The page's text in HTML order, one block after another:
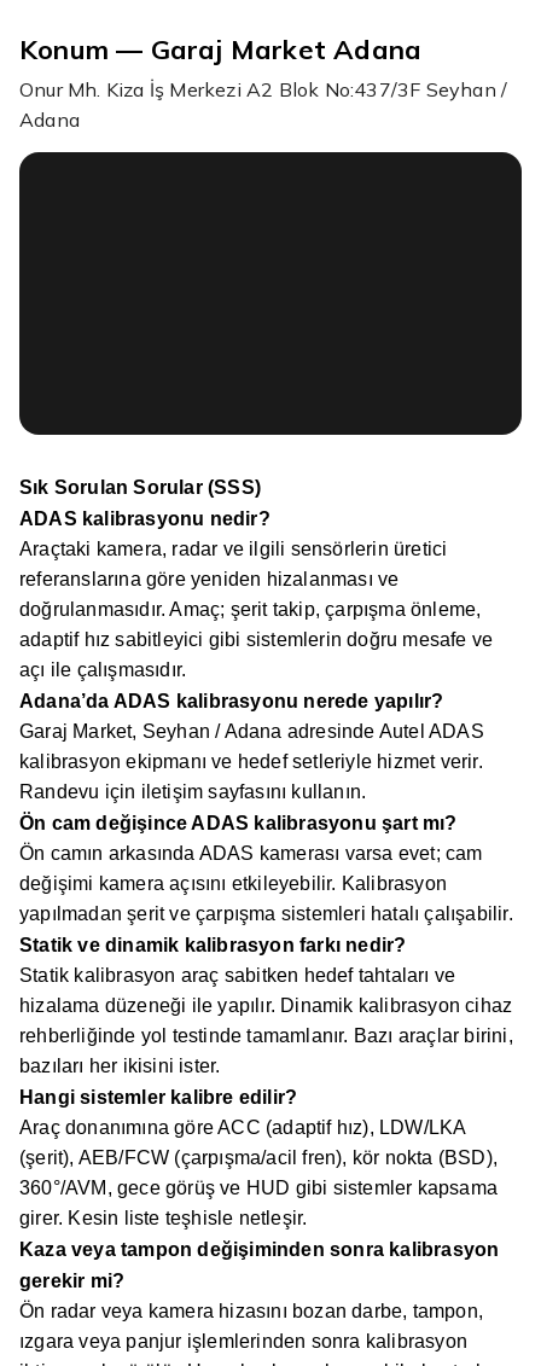
Konum — Garaj Market Adana
Onur Mh. Kiza İş Merkezi A2 Blok No:437/3F Seyhan /
Adana
Sık Sorulan Sorular (SSS)
ADAS kalibrasyonu nedir?
Araçtaki kamera, radar ve ilgili sensörlerin üretici
referanslarına göre yeniden hizalanması ve
doğrulanmasıdır. Amaç; şerit takip, çarpışma önleme,
adaptif hız sabitleyici gibi sistemlerin doğru mesafe ve
açı ile çalışmasıdır.
Adana’da ADAS kalibrasyonu nerede yapılır?
Garaj Market, Seyhan / Adana adresinde Autel ADAS
kalibrasyon ekipmanı ve hedef setleriyle hizmet verir.
Randevu için iletişim sayfasını kullanın.
Ön cam değişince ADAS kalibrasyonu şart mı?
Ön camın arkasında ADAS kamerası varsa evet; cam
değişimi kamera açısını etkileyebilir. Kalibrasyon
yapılmadan şerit ve çarpışma sistemleri hatalı çalışabilir.
Statik ve dinamik kalibrasyon farkı nedir?
Statik kalibrasyon araç sabitken hedef tahtaları ve
hizalama düzeneği ile yapılır. Dinamik kalibrasyon cihaz
rehberliğinde yol testinde tamamlanır. Bazı araçlar birini,
bazıları her ikisini ister.
Hangi sistemler kalibre edilir?
Araç donanımına göre ACC (adaptif hız), LDW/LKA
(şerit), AEB/FCW (çarpışma/acil fren), kör nokta (BSD),
360°/AVM, gece görüş ve HUD gibi sistemler kapsama
girer. Kesin liste teşhisle netleşir.
Kaza veya tampon değişiminden sonra kalibrasyon
gerekir mi?
Ön radar veya kamera hizasını bozan darbe, tampon,
ızgara veya panjur işlemlerinden sonra kalibrasyon